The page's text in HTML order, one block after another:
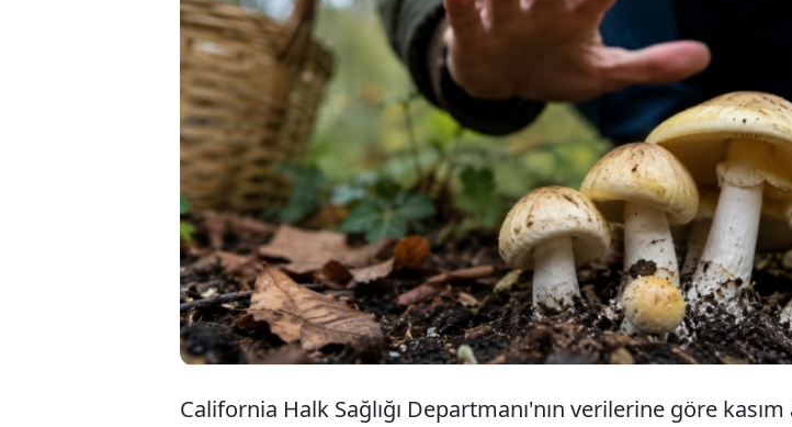
ABD'nin California eyaletinde yabani mantarlardan
zehirlenme vakalarındaki artış sağlık yetkililerini
aylarda onlarca kişinin zehirlenmesi ve bazı vakaların
sonuçlanmasının ardından yetkililer, vatandaşlara
mantarları tüketmemeleri yönünde uyarıda bulundu.
California Halk Sağlığı Departmanı'nın verilerine göre kasım